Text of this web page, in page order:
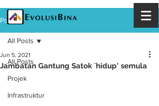
Post
All Posts
Projek
Infrastruktur
All Posts
Jambatan Gantung Satok `hidup' semula
Jun 5, 2021